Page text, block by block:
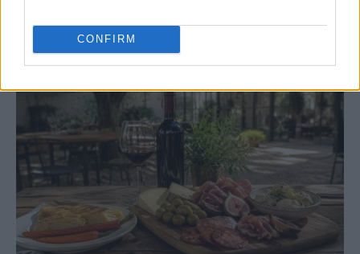
CONFIRM
Un bombero de la Generalitat pierde la vida…